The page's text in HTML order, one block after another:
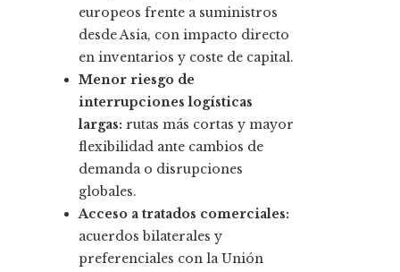
europeos frente a suministros
desde Asia, con impacto directo
en inventarios y coste de capital.
Menor riesgo de
interrupciones logísticas
largas: rutas más cortas y mayor
flexibilidad ante cambios de
demanda o disrupciones
globales.
Acceso a tratados comerciales:
acuerdos bilaterales y
preferenciales con la Unión